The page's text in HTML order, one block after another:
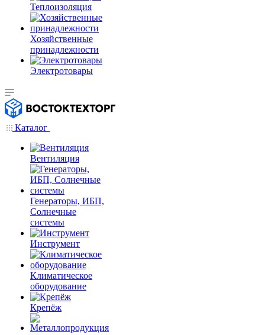
Теплоизоляция
Хозяйственные
принадлежности
Электротовары
Каталог
Вентиляция
Генераторы, ИБП,
Солнечные
системы
Инструмент
Климатическое
оборудование
Крепёж